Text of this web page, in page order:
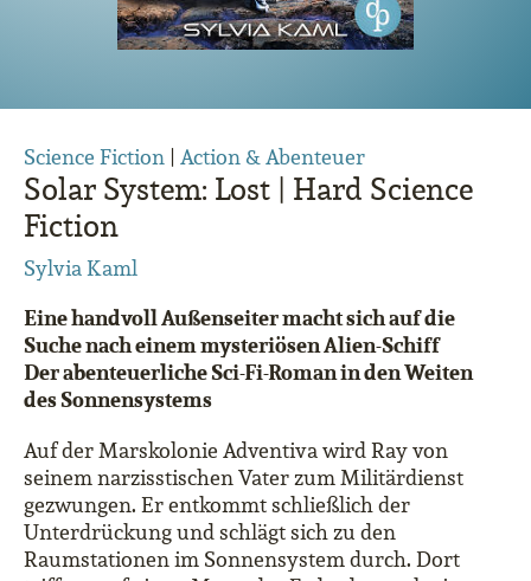
Solar System: Lost | Hard Science
Fiction
Sylvia Kaml
Science Fiction | Action & Abenteuer
Eine handvoll Außenseiter macht sich auf die
Suche nach einem mysteriösen Alien-Schiff
Der abenteuerliche Sci-Fi-Roman in den Weiten
des Sonnensystems
Auf der Marskolonie Adventiva wird Ray von
seinem narzisstischen Vater zum Militärdienst
gezwungen. Er entkommt schließlich der
Unterdrückung und schlägt sich zu den
Raumstationen im Sonnensystem durch. Dort